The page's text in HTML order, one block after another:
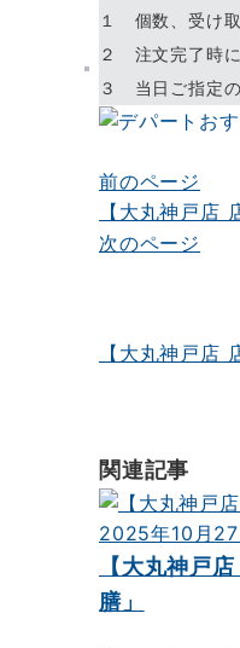
１ 個数、受け取
２ 注文完了時に
３ 当日ご指定
投
稿
ゲ
ョ
ン
前のページ
【大丸神戸店
次のページ
【大丸神戸店
関連記事
2025年10月27
【大丸神戸
膳」